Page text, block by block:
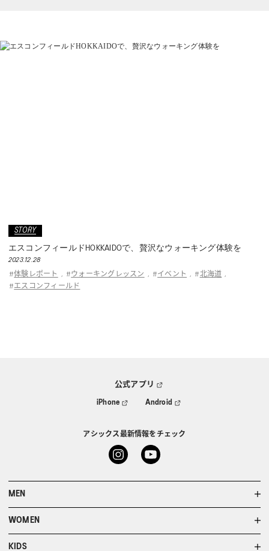
TECHNOLOGY
RUNWALK
WELLNESS WALKER
ASICS KIDS SUKU²
ASICS WALKING JOURNAL
STORY
エスコンフィールドHOKKAIDOで、贅沢なウォーキング体験を
2023.12.28
#体験レポート , # ウォーキングレッスン , # イベント , # 北海道 ,
# エスコンフィールド
公式アプリ
iPhone Android
アシックス最新情報をチェック
MEN
WOMEN
KIDS